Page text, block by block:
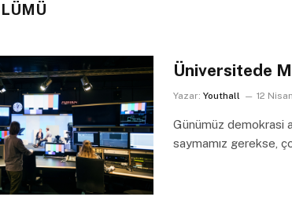
Üniversitede
Yazar: Youthall 12
Günümüz demokrasi
saymamız gerekse,